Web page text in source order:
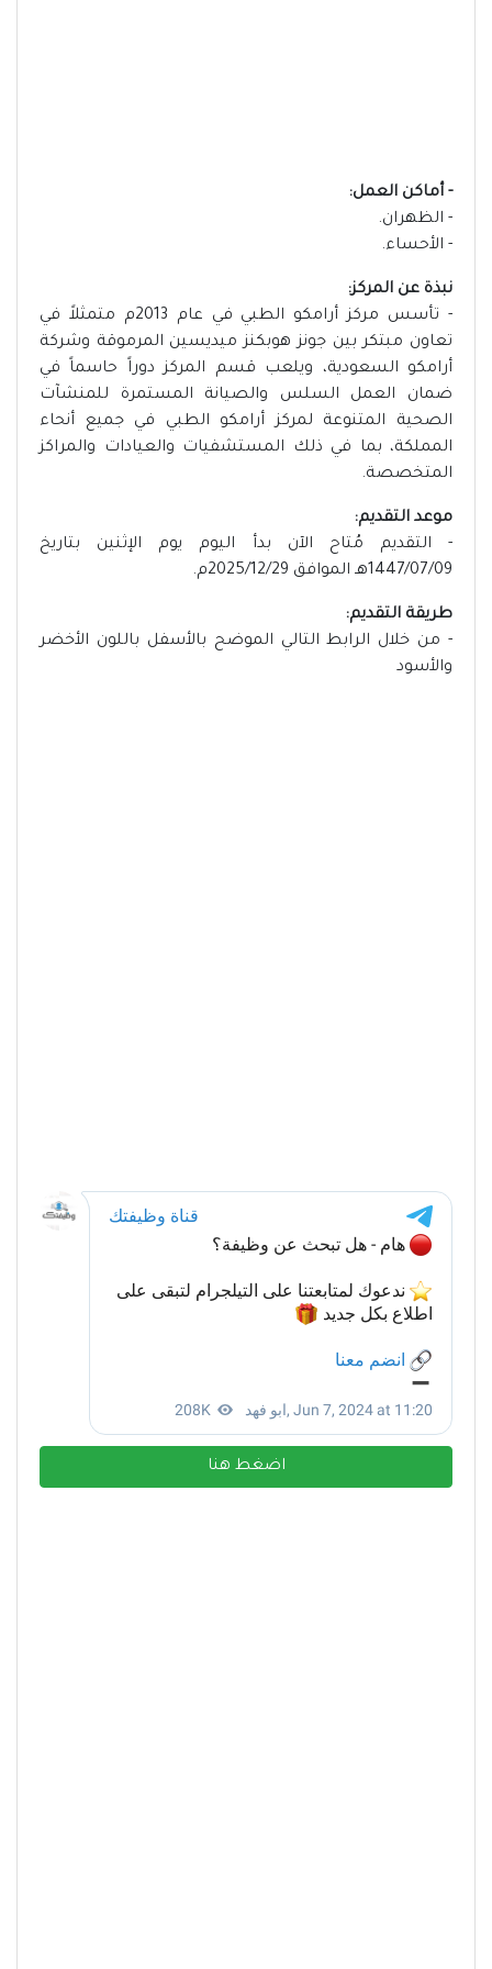
- أماكن العمل:
- الظهران.
- الأحساء.
نبذة عن المركز:
- تأسس مركز أرامكو الطبي في عام 2013م متمثلاً في
تعاون مبتكر بين جونز هوبكنز ميديسين المرموقة وشركة
أرامكو السعودية، ويلعب قسم المركز دوراً حاسماً في
ضمان العمل السلس والصيانة المستمرة للمنشآت
الصحية المتنوعة لمركز أرامكو الطبي في جميع أنحاء
المملكة، بما في ذلك المستشفيات والعيادات والمراكز
المتخصصة.
موعد التقديم:
- التقديم مُتاح الآن بدأ اليوم يوم الإثنين بتاريخ
1447/07/09هـ الموافق 2025/12/29م.
طريقة التقديم:
- من خلال الرابط التالي الموضح بالأسفل باللون الأخضر
والأسود
اضغط هنا